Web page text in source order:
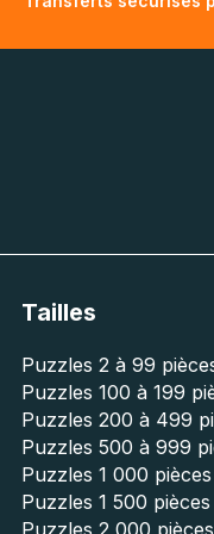
Tailles
Puzzles 2 à 99
Puzzles 100 à 199
Puzzles 200 à 499
Puzzles 500 à 999
Puzzles 1 000 pièces
Puzzles 1 500 pièces
Puzzles 2 000 pièces